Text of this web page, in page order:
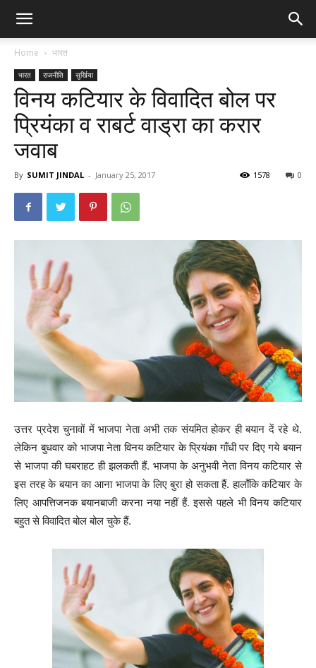
Home भारत
भारत राजनीति सुर्खिया
विनय कटियार के विवादित बोल पर
प्रियंका व राबर्ट वाड्रा का करार
जवाब
By SUMIT JINDAL - January 25, 2017 0
1578
उत्तर प्रदेश चुनावों में भाजपा नेता अभी तक संयमित होकर ही बयान दें रहे थे.
लेकिन बुधवार को भाजपा नेता विनय कटियार के प्रियंका गाँधी पर दिए गये बयान
से भाजपा की घबराहट ही झलकती हैं. भाजपा के अनुभवी नेता विनय कटियार से
इस तरह के बयान का आना भाजपा के लिए बुरा हो सकता हैं. हालाँकि कटियार के
लिए आपत्तिजनक बयानबाजी करना नया नहीं हैं. इससे पहले भी विनय कटियार
बहुत से विवादित बोल बोल चुके हैं.